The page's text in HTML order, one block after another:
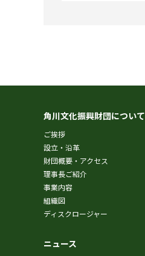
角川文化振興財団について
ご挨拶
設立・沿革
財団概要・アクセス
理事長ご紹介
事業内容
組織図
ディスクロージャー
ニュース